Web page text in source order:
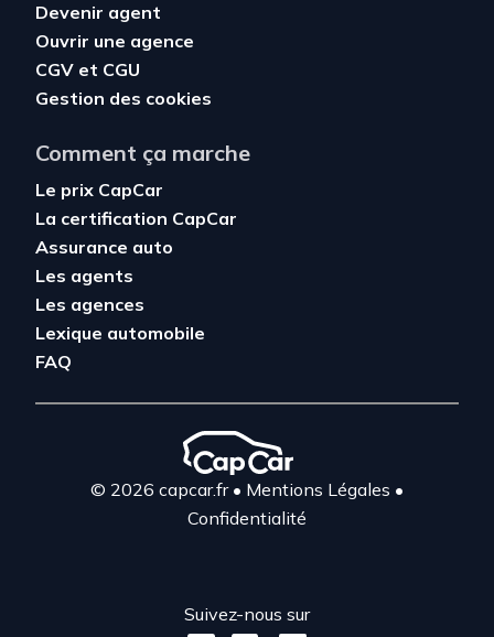
Devenir agent
Ouvrir une agence
CGV et CGU
Gestion des cookies
Comment ça marche
Le prix CapCar
La certification CapCar
Assurance auto
Les agents
Les agences
Lexique automobile
FAQ
© 2026 capcar.fr• Mentions Légales •
Confidentialité
Suivez-nous sur